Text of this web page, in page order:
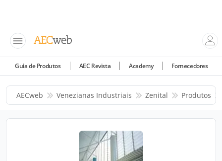
Guia de Produtos AEC Revista Academy Fornecedores
AECweb Venezianas Industriais Zenital Produtos